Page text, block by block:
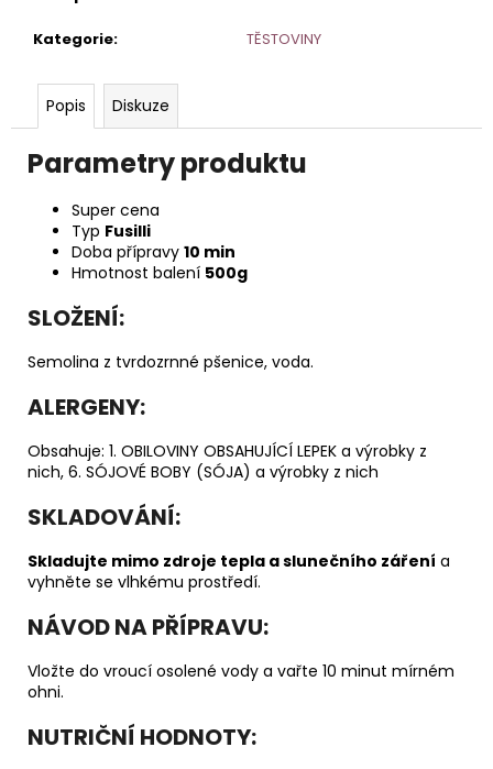
Kategorie: TĚSTOVINY
Popis Diskuze
Parametry produktu
Super cena
Typ Fusilli
Doba přípravy 10 min
Hmotnost balení 500g
SLOŽENÍ:
Semolina z tvrdozrnné pšenice, voda.
ALERGENY:
Obsahuje: 1. OBILOVINY OBSAHUJÍCÍ LEPEK a výrobky z
nich, 6. SÓJOVÉ BOBY (SÓJA) a výrobky z nich
SKLADOVÁNÍ:
Skladujte mimo zdroje tepla a slunečního záření a
vyhněte se vlhkému prostředí.
NÁVOD NA PŘÍPRAVU:
Vložte do vroucí osolené vody a vařte 10 minut mírném
ohni.
NUTRIČNÍ HODNOTY:
e
m
DUOLIFE
HAIR
COMPLEX
849
910
Kč